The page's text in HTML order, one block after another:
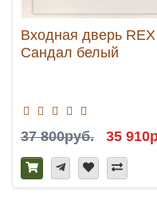
Входная дверь
Сандал белый
37 800руб. 35